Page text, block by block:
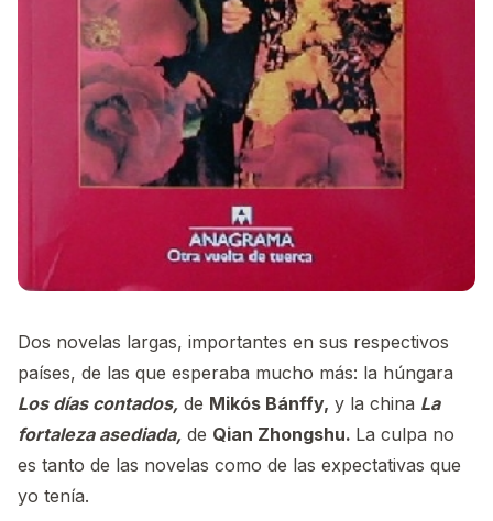
Dos novelas largas, importantes en sus respectivos
países, de las que esperaba mucho más: la húngara
Los días contados, de Mikós Bánffy, y la china La
fortaleza asediada, de Qian Zhongshu. La culpa no
es tanto de las novelas como de las expectativas que
yo tenía.